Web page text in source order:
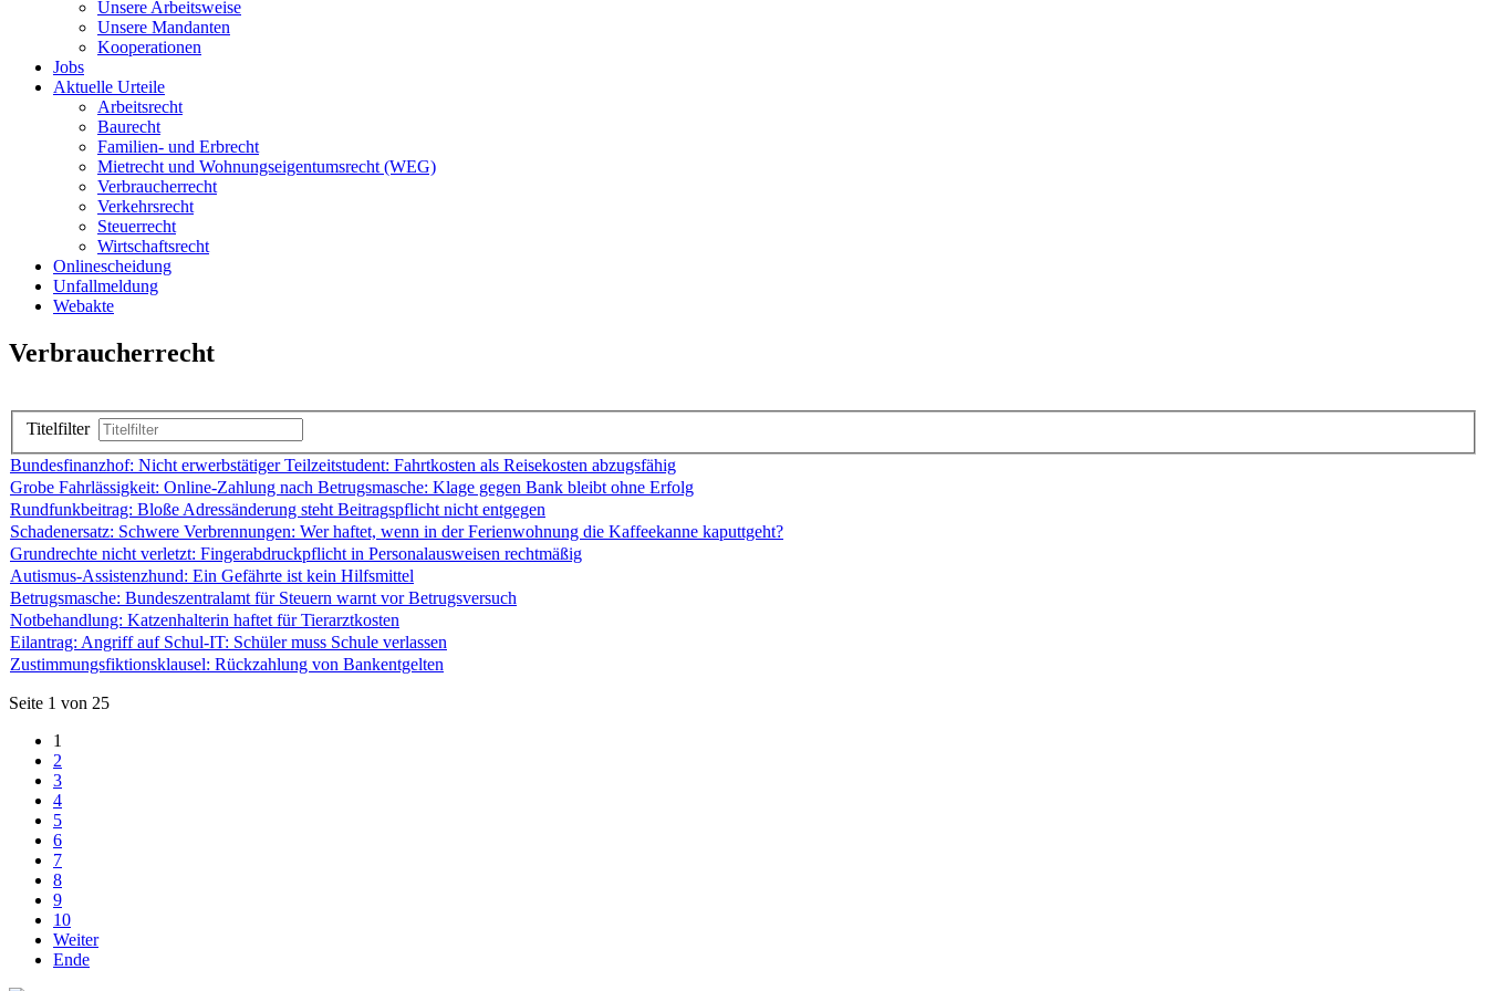
Unsere Arbeitsweise
Unsere Mandanten
Kooperationen
Jobs
Aktuelle Urteile
Arbeitsrecht
Baurecht
Familien- und Erbrecht
Mietrecht und Wohnungseigentumsrecht (WEG)
Verbraucherrecht
Verkehrsrecht
Steuerrecht
Wirtschaftsrecht
Onlinescheidung
Unfallmeldung
Webakte
Verbraucherrecht
Titelfilter
Bundesfinanzhof: Nicht erwerbstätiger Teilzeitstudent: Fahrtkosten als Reisekosten abzugsfähig
Grobe Fahrlässigkeit: Online-Zahlung nach Betrugsmasche: Klage gegen Bank bleibt ohne Erfolg
Rundfunkbeitrag: Bloße Adressänderung steht Beitragspflicht nicht entgegen
Schadenersatz: Schwere Verbrennungen: Wer haftet, wenn in der Ferienwohnung die Kaffeekanne kaputtgeht?
Grundrechte nicht verletzt: Fingerabdruckpflicht in Personalausweisen rechtmäßig
Autismus-Assistenzhund: Ein Gefährte ist kein Hilfsmittel
Betrugsmasche: Bundeszentralamt für Steuern warnt vor Betrugsversuch
Notbehandlung: Katzenhalterin haftet für Tierarztkosten
Eilantrag: Angriff auf Schul-IT: Schüler muss Schule verlassen
Zustimmungsfiktionsklausel: Rückzahlung von Bankentgelten
Seite 1 von 25
1
2
3
4
5
6
7
8
9
10
Weiter
Ende